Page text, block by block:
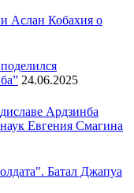
Аслан Кобахия о
24.06.2025
Ардзинба
Евгения Смагина
Батал Джапуа